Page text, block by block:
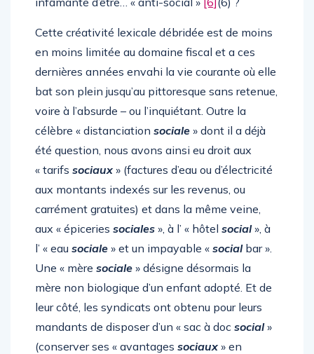
Cette créativité lexicale débridée est de moins
en moins limitée au domaine fiscal et a ces
dernières années envahi la vie courante où elle
bat son plein jusqu’au pittoresque sans retenue,
voire à l’absurde – ou l’inquiétant. Outre la
célèbre « distanciation sociale » dont il a déjà
été question, nous avons ainsi eu droit aux
« tarifs sociaux » (factures d’eau ou d’électricité
aux montants indexés sur les revenus, ou
carrément gratuites) et dans la même veine,
aux « épiceries sociales », à l’ « hôtel social», à
l’ « eau sociale » et un impayable « socialbar ».
Une « mère sociale » désigne désormais la
mère non biologique d’un enfant adopté. Et de
leur côté, les syndicats ont obtenu pour leurs
mandants de disposer d’un « sac à doc social»
(conserver ses « avantages sociaux » en